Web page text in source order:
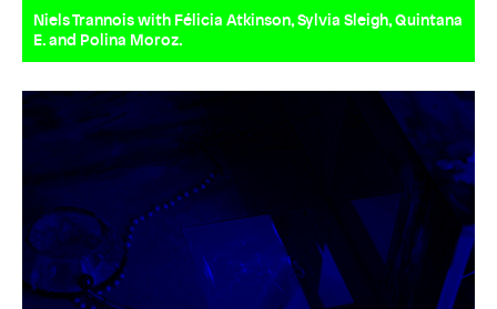
Niels Trannois with Félicia Atkinson, Sylvia Sleigh, Quintana
E. and Polina Moroz.